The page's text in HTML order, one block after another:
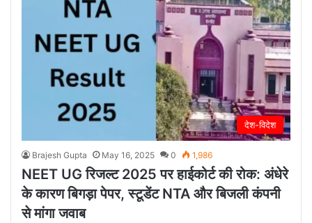
देश-विदेश
Brajesh Gupta May 16, 2025 0 1,986
NEET UG रिजल्ट 2025 पर हाईकोर्ट की रोक: अंधेरे
के कारण बिगड़ा पेपर, स्टूडेंट NTA और बिजली कंपनी
से मांगा जवाब